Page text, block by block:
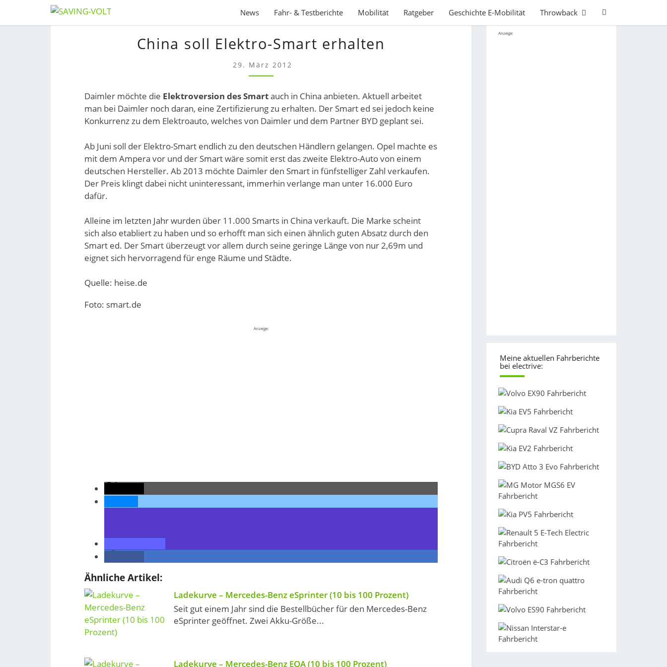
Skip
News Fahr- & Testberichte Mobilität Ratgeber Geschichte E-Mobilität Throwback
Search
SOLL
SMART
China soll Elektro-Smart erhalten
29. März 2012
Daimler möchte die Elektroversion des Smartauch in China anbieten. Aktuell arbeitet
man bei Daimler noch daran, eine Zertifizierung zu erhalten. Der Smart ed sei jedoch keine
Konkurrenz zu dem Elektroauto, welches von Daimler und dem Partner BYD geplant sei.
Ab Juni soll der Elektro-Smart endlich zu den deutschen Händlern gelangen. Opel machte es
mit dem Ampera vor und der Smart wäre somit erst das zweite Elektro-Auto von einem
deutschen Hersteller. Ab 2013 möchte Daimler den Smart in fünfstelliger Zahl verkaufen.
Der Preis klingt dabei nicht uninteressant, immerhin verlange man unter 16.000 Euro
dafür.
Alleine im letzten Jahr wurden über 11.000 Smarts in China verkauft. Die Marke scheint
sich also etabliert zu haben und so erhofft man sich einen ähnlich guten Absatz durch den
Smart ed. Der Smart überzeugt vor allem durch seine geringe Länge von nur 2,69m und
eignet sich hervorragend für enge Räume und Städte.
Quelle: heise.de
Foto: smart.de
Anzeige:
Ähnliche Artikel:
Ladekurve – Mercedes-Benz eSprinter (10 bis 100 Prozent)
Seit gut einem Jahr sind die Bestellbücher für den Mercedes-Benz
eSprinter geöffnet. Zwei Akku-Größe...
Ladekurve – Mercedes-Benz EQA (10 bis 100 Prozent)
Anzeige:
Meine aktuellen Fahrberichte
bei electrive: